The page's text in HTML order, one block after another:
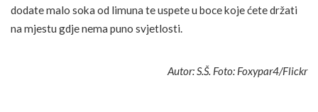
dodate malo soka od limuna te uspete u boce koje ćete držati
na mjestu gdje nema puno svjetlosti.
Autor: S.Š. Foto: Foxypar4/Flickr